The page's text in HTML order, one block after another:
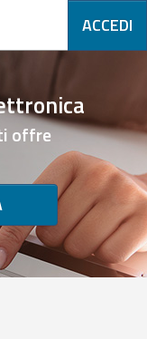
ACCEDI
offre